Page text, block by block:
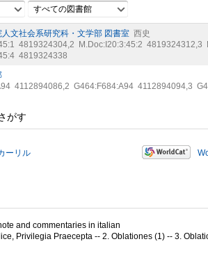
すべての図書館
文社会系研究科・文学部 図書室 西史
4819324304,2 M.Doc:I20:3:45:2 4819324312,3
4819324338
4112894086,2 G464:F684:A94 4112894094,3
がす
ーリル
and commentaries in italian
Privilegia Praecepta -- 2. Oblationes (1) -- 3.